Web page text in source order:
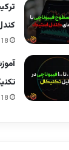
18 مارس 2025
18 مارس 2025